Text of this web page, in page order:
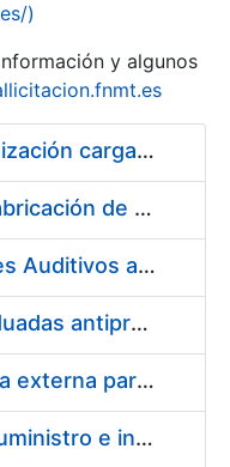
)
y algunos
Pliego condiciones optimización cargas compras firmado
Acuerdo marco para la fabricación de piezas
Suministro de Protectores Auditivos a medida para las personas trabajadoras de los Centros de Trabajo de Madrid y Burgos
Suministro de gafas graduadas antiproyecciones para los trabajadores de la FNMT-RCM en los centros de trabajo de Madrid y Burgos
Servicios de una empresa externa para el asesoramiento y resolución de los recursos de alzada que se presentan relacionados con procesos de selección para la FNMT-RCM
Acuerdo marco para el suministro e instalación de persianas, estores y otros complementos